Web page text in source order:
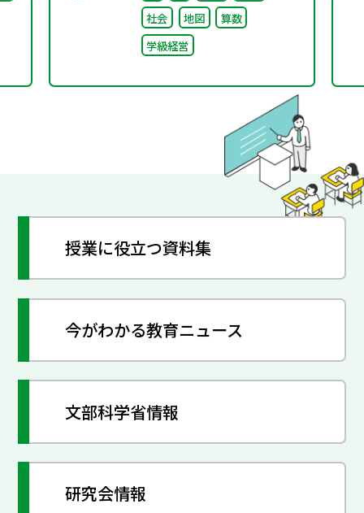
社会
地図
算数
学級経営
授業に役立つ資料集
今がわかる教育ニュース
文部科学省情報
研究会情報